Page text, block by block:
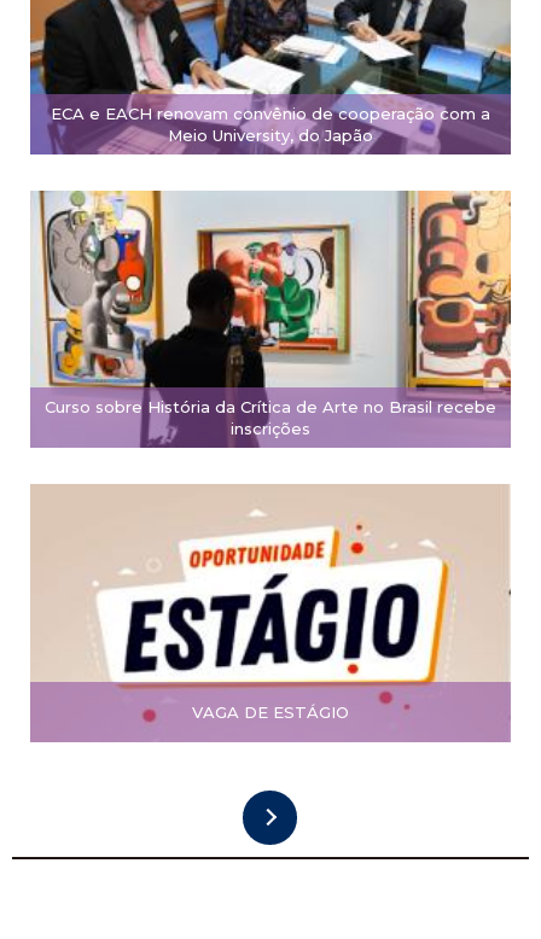
ECA e EACH renovam convênio de cooperação com a
Meio University, do Japão
Curso sobre História da Crítica de Arte no Brasil recebe
inscrições
VAGA DE ESTÁGIO